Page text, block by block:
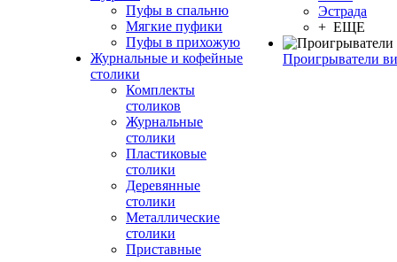
Пуфы в спальню
Мягкие пуфики
Пуфы в прихожую
Журнальные и кофейные
столики
Комплекты
столиков
Журнальные
столики
Пластиковые
столики
Деревянные
столики
Металлические
столики
Приставные
Эстрада
+ ЕЩЕ
Проигрыватели